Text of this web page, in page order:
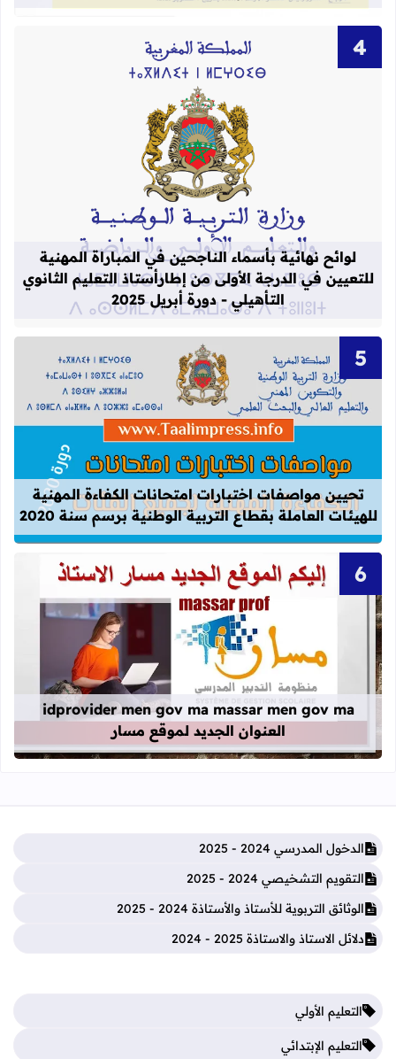
قراءة المزيد عن لوائح نهائية بأسماء
لوائح نهائية بأسماء الناجحين في المباراة المهنية
للتعيين في الدرجة الأولى من إطارأستاذ التعليم الثانوي
التأهيلي - دورة أبريل 2025
قراءة المزيد عن تحيين مواصفات
تحيين مواصفات اختبارات امتحانات الكفاءة المهنية
للهيئات العاملة بقطاع التربية الوطنية برسم سنة 2020
قراءة المزيد عن idprovider men gov ma massar men gov ma العنوان الجديد لموقع مسار
idprovider men gov ma massar men gov ma
العنوان الجديد لموقع مسار
الدخول المدرسي 2024 - 2025
التقويم التشخيصي 2024 - 2025
الوثائق التربوية للأستاذ والأستاذة 2024 - 2025
دلائل الاستاذ والاستاذة 2025 - 2024
التعليم الأولي
التعليم الإبتدائي